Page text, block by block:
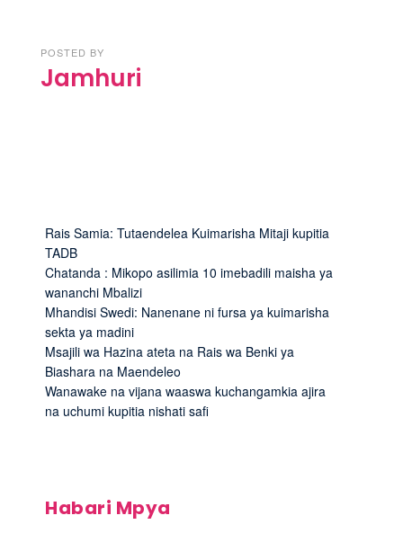
POSTED BY
Jamhuri
Rais Samia: Tutaendelea Kuimarisha Mitaji kupitia
TADB
Chatanda : Mikopo asilimia 10 imebadili maisha ya
wananchi Mbalizi
Mhandisi Swedi: Nanenane ni fursa ya kuimarisha
sekta ya madini
Msajili wa Hazina ateta na Rais wa Benki ya
Biashara na Maendeleo
Wanawake na vijana waaswa kuchangamkia ajira
na uchumi kupitia nishati safi
Habari Mpya